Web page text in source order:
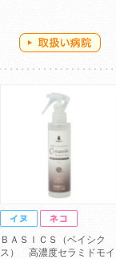
ＢＡＳＩＣＳ（ベイシク
ス） 高濃度セラミドモイ